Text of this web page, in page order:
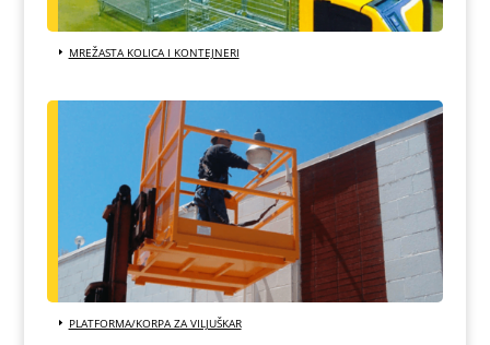
MREŽASTA KOLICA I KONTEJNERI
PLATFORMA/KORPA ZA VILJUŠKAR